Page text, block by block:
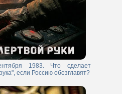
1983. Что сделает
если Россию обезглавят?